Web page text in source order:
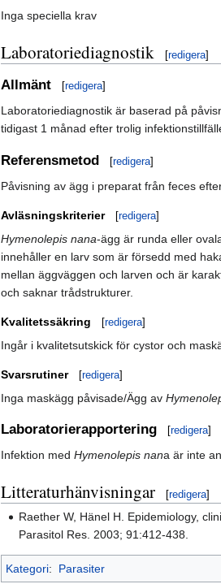
Inga speciella krav
Laboratoriediagnostik [redigera]
Allmänt [redigera]
Laboratoriediagnostik är baserad på
tidigast 1 månad efter trolig
Referensmetod [redigera]
Påvisning av ägg i preparat från feces
Avläsningskriterier [redigera]
Hymenolepis nana-ägg är runda eller
innehåller en larv som är försedd med
mellan äggväggen och larven och är
och saknar trådstrukturer.
Kvalitetssäkring [redigera]
Ingår i kvalitetsutskick för cystor och
Svarsrutiner [redigera]
Inga maskägg påvisade/Ägg av
Laboratorierapportering [redigera]
Infektion med Hymenolepis nana är inte
Litteraturhänvisningar [redigera]
Raether W, Hänel H. Epidemiology,
Parasitol Res. 2003; 91:412-438.
Kategori: Parasiter